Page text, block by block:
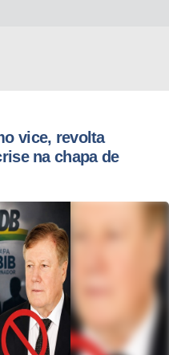
vice, revolta
na chapa de